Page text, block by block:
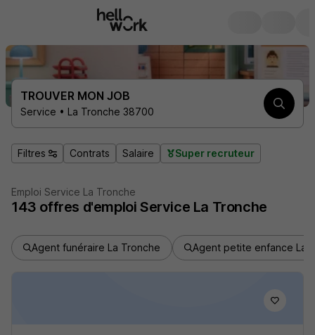
TROUVER MON JOB
Service • La Tronche 38700
Filtres Contrats Salaire Super recruteur
Emploi Service La Tronche
143 offres d'emploi Service La Tronche
Agent funéraire La Tronche Agent petite enfance La